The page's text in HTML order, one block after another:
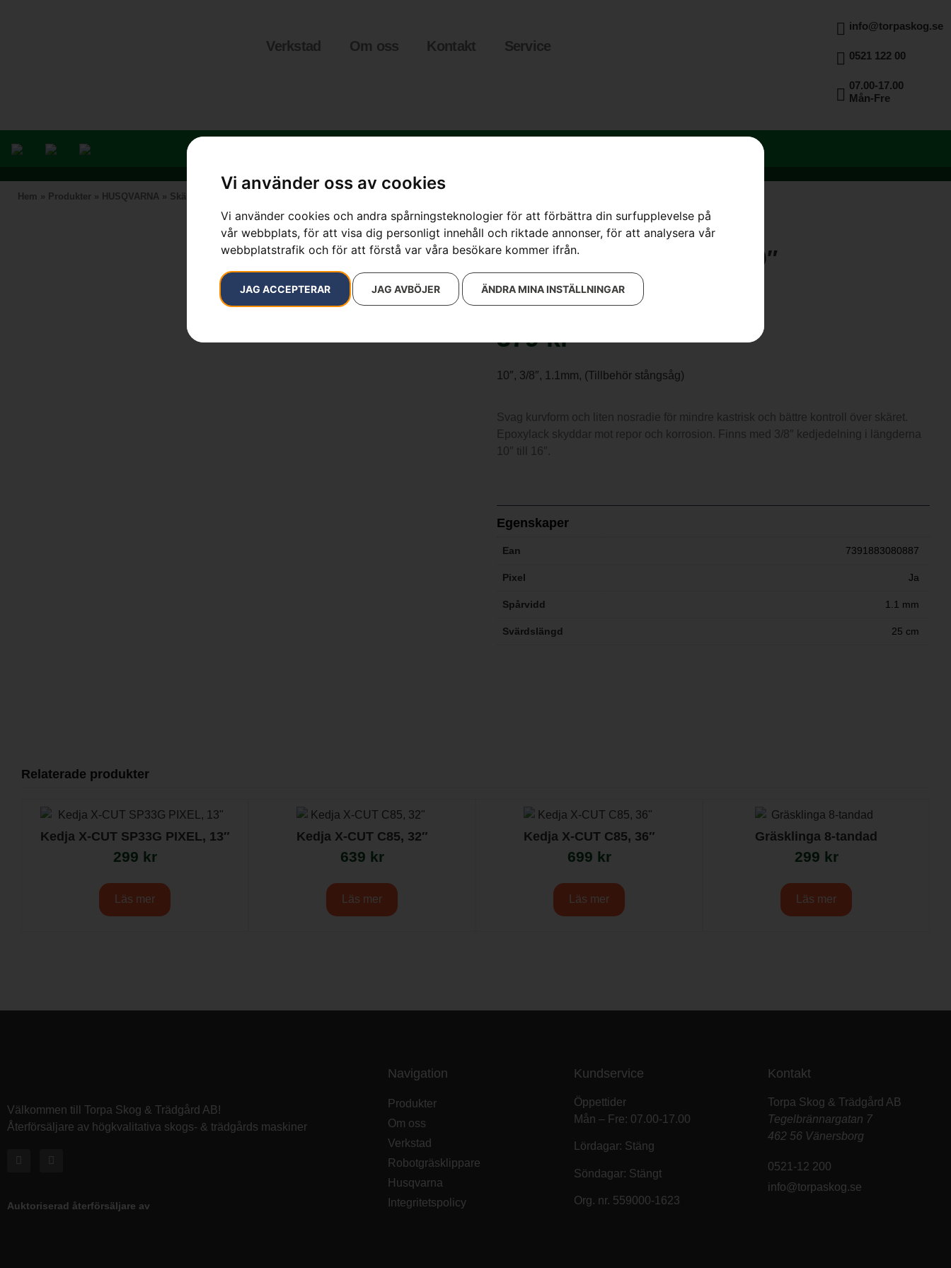
Vi använder oss av cookies
Vi använder cookies och andra spårningsteknologier för att förbättra din surfupplevelse på
vår webbplats, för att visa dig personligt innehåll och riktade annonser, för att analysera vår
webbplatstrafik och för att förstå var våra besökare kommer ifrån.
JAG ACCEPTERAR JAG AVBÖJER ÄNDRA MINA INSTÄLLNINGAR
Verkstad Om oss Kontakt Service
info@torpaskog.se
0521 122 00
07.00-17.00
Mån-Fre
Hem » Produkter » HUSQVARNA » Skärutrustning
Svärd 3/8″ MINI, Pixel, 10″
Artikelnummer: 501959540
Kategorier:
Motorsågssvärd
379kr
10″, 3/8″, 1.1mm, (Tillbehör stångsåg)
Svag kurvform och liten nosradie för mindre kastrisk och bättre kontroll över skäret.
Epoxylack skyddar mot repor och korrosion. Finns med 3/8″ kedjedelning i längderna
10″ till 16″.
Egenskaper
Ean 7391883080887
Pixel Ja
Spårvidd 1.1 mm
Svärdslängd 25 cm
Relaterade produkter
Kedja X-CUT SP33G PIXEL, 13″
299 kr
Läs mer
Kedja X-CUT C85, 32″
639 kr
Läs mer
Kedja X-CUT C85, 36″
699 kr
Läs mer
Gräsklinga 8-tandad
299 kr
Läs mer
Välkommen till Torpa Skog & Trädgård AB!
Återförsäljare av högkvalitativa skogs- & trädgårds maskiner
Auktoriserad återförsäljare av
Navigation
Produkter
Om oss
Verkstad
Robotgräsklippare
Husqvarna
Integritetspolicy
Kundservice
Öppettider
Mån – Fre: 07.00-17.00
Lördagar: Stäng
Söndagar: Stängt
Org. nr. 559000-1623
Kontakt
Torpa Skog & Trädgård AB
Tegelbrännargatan 7
462 56 Vänersborg
0521-12 200
info@torpaskog.se